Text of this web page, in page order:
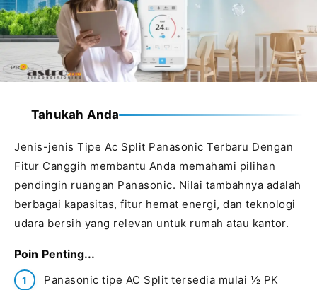
Tahukah Anda
Jenis-jenis Tipe Ac Split Panasonic Terbaru Dengan
Fitur Canggih membantu Anda memahami pilihan
pendingin ruangan Panasonic. Nilai tambahnya adalah
berbagai kapasitas, fitur hemat energi, dan teknologi
udara bersih yang relevan untuk rumah atau kantor.
Poin Penting...
Panasonic tipe AC Split tersedia mulai ½ PK